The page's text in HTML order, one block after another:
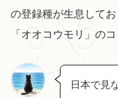
の登録種が生息して
「オオコウモリ」の
日本で見